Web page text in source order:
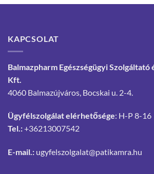
KAPCSOLAT
Balmazpharm Egészségügyi
Kft.
4060 Balmazújváros, Bocskai u. 2-4.
Ügyfélszolgálat elérhetősége: H-P 8-16
Tel.:+36213007542
E-mail.: ugyfelszolgalat@patikamra.hu